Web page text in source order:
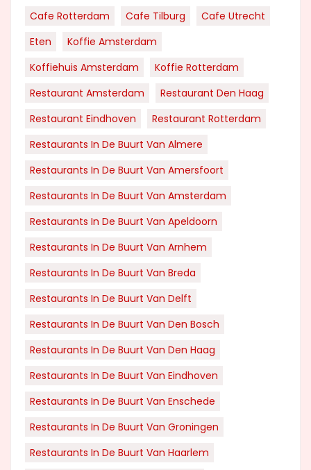
Cafe Rotterdam Cafe Tilburg
Cafe Utrecht
Eten
Koffie Amsterdam
Koffiehuis Amsterdam
Koffie Rotterdam
Restaurant Amsterdam
Restaurant Den Haag
Restaurant Eindhoven
Restaurant Rotterdam
Restaurants In De Buurt Van Almere
Restaurants In De Buurt Van Amersfoort
Restaurants In De Buurt Van Amsterdam
Restaurants In De Buurt Van Apeldoorn
Restaurants In De Buurt Van Arnhem
Restaurants In De Buurt Van Breda
Restaurants In De Buurt Van Delft
Restaurants In De Buurt Van Den Bosch
Restaurants In De Buurt Van Den Haag
Restaurants In De Buurt Van Eindhoven
Restaurants In De Buurt Van Enschede
Restaurants In De Buurt Van Groningen
Restaurants In De Buurt Van Haarlem